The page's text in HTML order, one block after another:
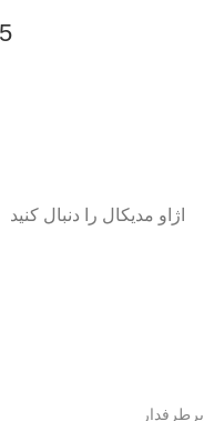
اژاو مدیکال را دنبال کنید
پرطرفدار